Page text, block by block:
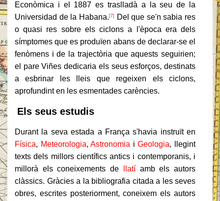
Econòmica i el 1887 es traslladà a la seu de la
Universidad de la Habana. [7]
Del que se'n sabia res
o quasi res sobre els ciclons a l'època era dels
símptomes que es produïen abans de declarar-se el
fenòmens i de la trajectòria que aquests seguirien;
el pare Viñes dedicaria els seus esforços, destinats
a esbrinar les lleis que regeixen els ciclons,
aprofundint en les esmentades carències.
Els seus estudis
Durant la seva estada a França s'havia instruït en
Física, Meteorologia,Astronomia iGeologia, llegint
texts dels millors científics antics i contemporanis, i
millorà els coneixements de
llatíamb els autors
clàssics. Gràcies a la bibliografia citada a les seves
obres, escrites posteriorment, coneixem els autors